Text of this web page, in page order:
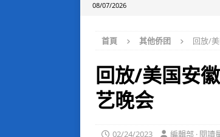
08/07/2026
首頁 其他侨团 回放/
回放/美国安
艺晚会
02/24/2023 編輯部 · 閱讀